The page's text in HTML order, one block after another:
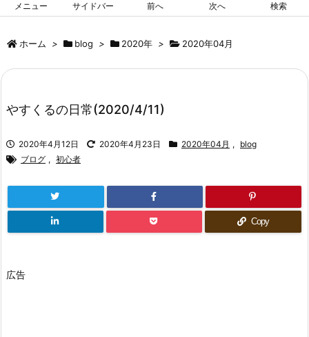
メニュー サイドバー 前へ 次へ 検索
ホーム > blog > 2020年 > 2020年04月
やすくるの日常(2020/4/11)
2020年4月12日 2020年4月23日 2020年04月 , blog
ブログ , 初心者
Copy
広告